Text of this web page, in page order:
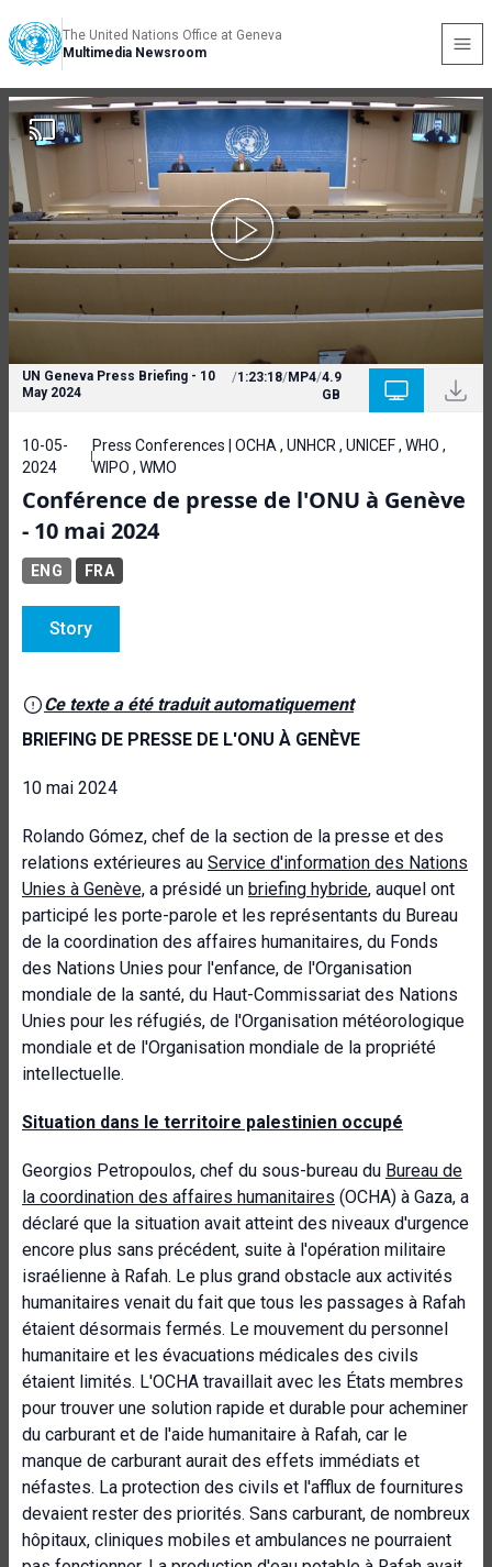
The United Nations Office at Geneva
Multimedia Newsroom
UN Geneva Press Briefing - 10
May 2024
/1:23:18/MP4/4.9
GB
10-05-
2024
Press Conferences | OCHA , UNHCR , UNICEF , WHO ,
WIPO , WMO
Conférence de presse de l'ONU à Genève
- 10 mai 2024
ENG FRA
Story
Ce texte a été traduit automatiquement
BRIEFING DE PRESSE DE L'ONU À GENÈVE
10 mai 2024
Rolando Gómez, chef de la section de la presse et des
relations extérieures au Service d'information des Nations
Unies à Genève, a présidé un briefing hybride, auquel ont
participé les porte-parole et les représentants du Bureau
de la coordination des affaires humanitaires, du Fonds
des Nations Unies pour l'enfance, de l'Organisation
mondiale de la santé, du Haut-Commissariat des Nations
Unies pour les réfugiés, de l'Organisation météorologique
mondiale et de l'Organisation mondiale de la propriété
intellectuelle.
Situation dans le territoire palestinien occupé
Georgios Petropoulos, chef du sous-bureau du Bureau de
la coordination des affaires humanitaires (OCHA) à Gaza, a
déclaré que la situation avait atteint des niveaux d'urgence
encore plus sans précédent, suite à l'opération militaire
israélienne à Rafah. Le plus grand obstacle aux activités
humanitaires venait du fait que tous les passages à Rafah
étaient désormais fermés. Le mouvement du personnel
humanitaire et les évacuations médicales des civils
étaient limités. L'OCHA travaillait avec les États membres
pour trouver une solution rapide et durable pour acheminer
du carburant et de l'aide humanitaire à Rafah, car le
manque de carburant aurait des effets immédiats et
néfastes. La protection des civils et l'afflux de fournitures
devaient rester des priorités. Sans carburant, de nombreux
hôpitaux, cliniques mobiles et ambulances ne pourraient